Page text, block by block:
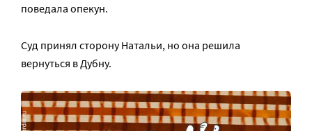
поведала опекун.
Суд принял сторону Натальи, но она решила
вернуться в Дубну.